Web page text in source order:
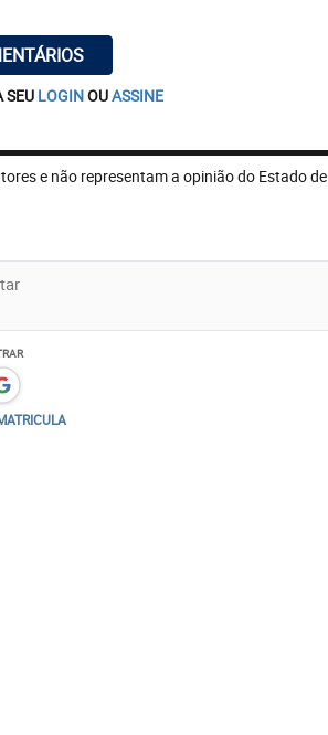
SEU LOGINOUASSINE
e não representam a opinião do Estado de